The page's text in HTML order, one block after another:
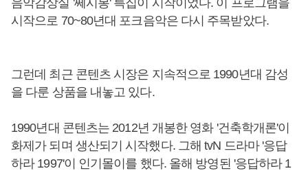
음악감상실 '쎄시봉' 특집이 시작이었다. 이 프로그램을
시작으로 70~80년대 포크음악은 다시 주목받았다.
그런데 최근 콘텐츠 시장은 지속적으로 1990년대 감성
을 다룬 상품을 내놓고 있다.
1990년대 콘텐츠는 2012년 개봉한 영화 '건축학개론'이
화제가 되며 생산되기 시작했다. 그해 tvN 드라마 '응답
하라 1997'이 인기몰이를 했다. 올해 방영된 '응답하라 1